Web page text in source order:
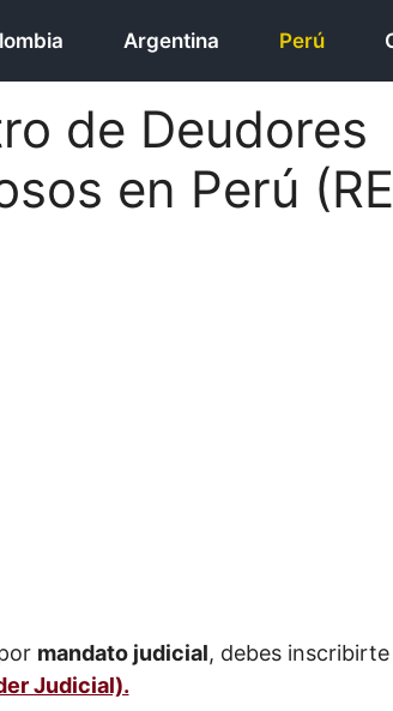
Argentina Perú
de Deudores
en Perú
mandato judicial, debes inscribirte
Judicial).